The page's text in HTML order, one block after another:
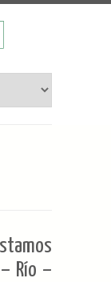
Río –